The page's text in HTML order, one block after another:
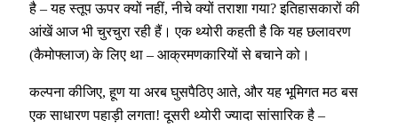
है – यह स्तूप ऊपर क्यों नहीं, नीचे क्यों तराशा गया? इतिहासकारों की
आंखें आज भी चुरचुरा रही हैं। एक थ्योरी कहती है कि यह छलावरण
(कैमोफ्लाज) के लिए था – आक्रमणकारियों से बचाने को।
कल्पना कीजिए, हूण या अरब घुसपैठिए आते, और यह भूमिगत मठ बस
एक साधारण पहाड़ी लगता! दूसरी थ्योरी ज्यादा सांसारिक है –